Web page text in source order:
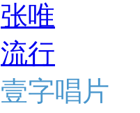
张唯
流行
壹字唱片